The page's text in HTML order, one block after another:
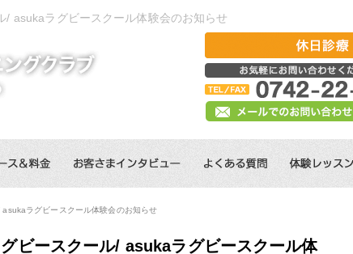
/ asukaラグビースクール体験会のお知らせ
ラグビースクール体験会のお知らせ
ビースクール/ asukaラグビースクール体